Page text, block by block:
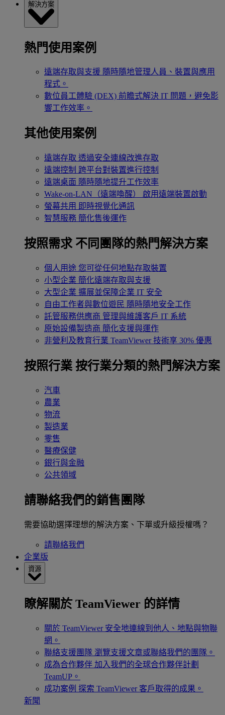
解決方案
熱門使用案例
遠端存取與支援 隨時隨地管理人員、裝置與應用
程式。
數位員工體驗 (DEX) 前瞻式解決 IT 問題，避免影
響工作效率。
其他使用案例
遠端存取 透過安全連線改進存取
遠端控制 跨平台對裝置進行控制
遠端桌面 隨時隨地提升工作效率
Wake-on-LAN（遠端喚醒）
啟用遠端裝置啟動
螢幕共用 即時視覺化通訊
智慧服務 簡化售後運作
按照需求 不同團隊的熱門解決方案
個人用途 您可從任何地點存取裝置
小型企業 簡化遠端存取與支援
大型企業 擴展並保障企業 IT 安全
自由工作者與數位遊民 隨時隨地安全工作
託管服務供應商 管理與維護客戶 IT 系統
原始設備製造商 簡化支援與運作
非營利及教育行業 TeamViewer 技術享 30% 優惠
按照行業 按行業分類的熱門解決方案
汽車
農業
物流
製造業
零售
醫療保健
銀行與金融
公共領域
請聯絡我們的銷售團隊
需要協助選擇理想的解決方案、下單或升級授權嗎？
請聯絡我們
企業版
資源
瞭解關於 TeamViewer 的詳情
關於 TeamViewer 安全地連線到他人、地點與物聯
網。
聯絡支援團隊 瀏覽支援文章或聯絡我們的團隊。
成為合作夥伴 加入我們的全球合作夥伴計劃
TeamUP。
成功案例 探索 TeamViewer 客戶取得的成果。
新聞